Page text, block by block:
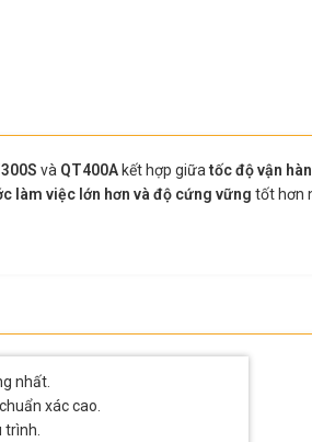
và QT400A kết hợp giữatốc độ vận
làm việc lớn hơn và độ cứng vững tốt hơn
nhất.
xác cao.